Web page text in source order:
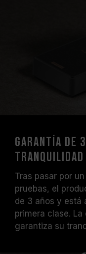
Garantía de
tranquilidad
Tras pasar por
pruebas, el
de 3 años y está
primera clase. La
garantiza su